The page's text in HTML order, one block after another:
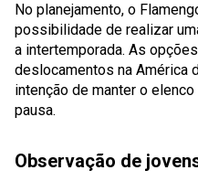
No planejamento, o
possibilidade de realizar
a intertemporada. As
deslocamentos na América
intenção de manter o
pausa.
Observação de